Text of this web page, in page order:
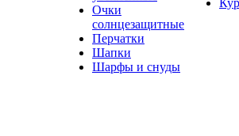
Очки
солнцезащитные
Перчатки
Шапки
Шарфы и снуды